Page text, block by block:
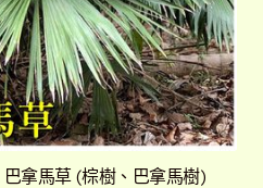
拿馬草 (棕樹、巴拿馬樹)